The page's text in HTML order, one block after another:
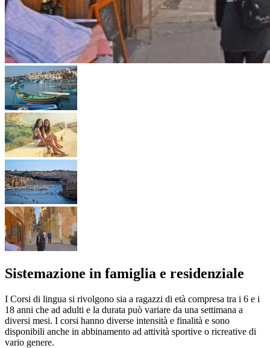
Sistemazione in famiglia e residenziale
I Corsi di lingua si rivolgono sia a ragazzi di età compresa tra i 6 e i
18 anni che ad adulti e la durata può variare da una settimana a
diversi mesi. I corsi hanno diverse intensità e finalità e sono
disponibili anche in abbinamento ad attività sportive o ricreative di
vario genere.